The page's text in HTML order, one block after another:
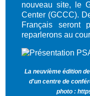
nouveau site, le
Center (GCCC).
Français seront
reparlerons au
La neuvième édition
d'un centre de
photo :